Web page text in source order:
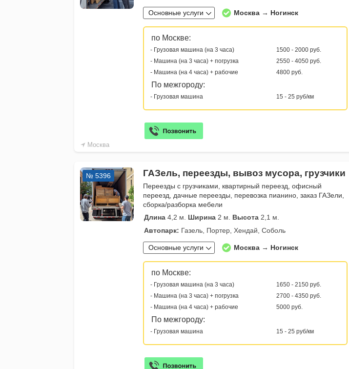
Москва
Основные услуги Москва → Ногинск
по Москве:
- Грузовая машина (на 3 часа)
1500 - 2000 руб.
- Машина (на 3 часа) + погрузка
2550 - 4050 руб.
- Машина (на 4 часа) + рабочие
4800 руб.
По межгороду:
- Грузовая машина 15 - 25 руб/км
№ 5396 ГАЗель, переезды, вывоз мусора, грузчики
Переезды с грузчиками, квартирный переезд, офисный
переезд, дачные переезды, перевозка пианино, заказ ГАЗели,
сборка/разборка мебели
Длина 4,2 м. Ширина 2 м. Высота 2,1 м.
Автопарк: Газель, Портер, Хендай, Соболь
Основные услуги Москва → Ногинск
по Москве:
- Грузовая машина (на 3 часа)
1650 - 2150 руб.
- Машина (на 3 часа) + погрузка
2700 - 4350 руб.
- Машина (на 4 часа) + рабочие
5000 руб.
По межгороду:
- Грузовая машина 15 - 25 руб/км